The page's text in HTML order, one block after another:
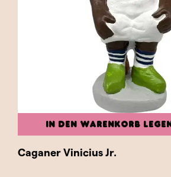
IN DEN WARENKORB LEGEN
Caganer Vinicius Jr.